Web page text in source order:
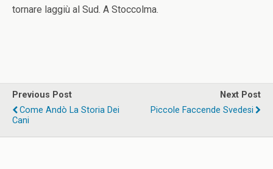
tornare laggiù al Sud. A Stoccolma.
Previous Post
Come Andò La Storia Dei
Cani
Next Post
Piccole Faccende Svedesi